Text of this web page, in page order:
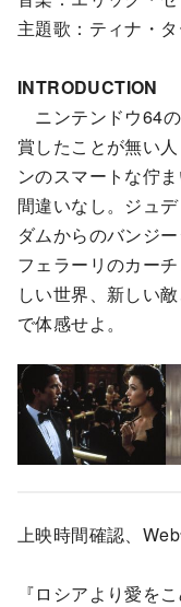
主題歌：ティナ・
INTRODUCTION
ニンテンドウ64
賞したことが無い
ンのスマートな佇
間違いなし。ジュ
ダムからのバンジ
フェラーリのカー
しい世界、新しい
で体感せよ。
上映時間確認、
『ロシアより愛をこ